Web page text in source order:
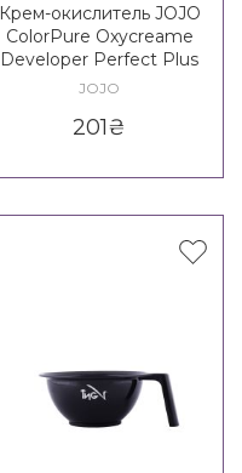
Крем-окислитель JOJO
ColorPure Oxycreame
Developer Perfect Plus
JOJO
201₴